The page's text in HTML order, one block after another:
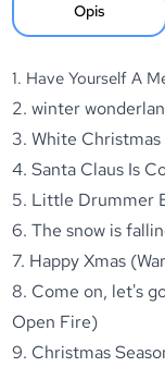
Opis
1. Have Yourself A
2. winter
3. White
4. Santa Claus Is
5. Little Drummer
6. The snow is
7. Happy Xmas
8. Come on, let's
Open Fire)
9. Christmas